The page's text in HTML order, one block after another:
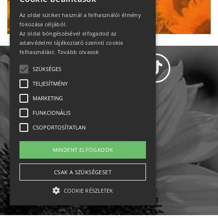
Ne maradj le!
Állásajánlatok
Impresszum-kapcsolat
Jogi nyilatkozat
Az oldal sütiket használ a felhasználói élmény
fokozása céljából.
Az oldal böngészésével elfogadod az
adatvédelmi tájékoztató szerinti cookie
felhasználást. Tovább olvasok
SZÜKSÉGES
TELJESÍTMÉNY
MARKETING
FUNKCIONÁLIS
CSOPORTOSÍTATLAN
MINDENT ELFOGADOK
CSAK A SZÜKSÉGESET
COOKIE RÉSZLETEK